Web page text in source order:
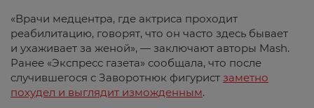
«Врачи медцентра, где актриса проходит
реабилитацию, говорят, что он часто здесь бывает
и ухаживает за женой», — заключают авторы Mash.
Ранее «Экспресс газета» сообщала, что после
случившегося с Заворотнюк фигурист заметно
похудел и выглядит изможденным.